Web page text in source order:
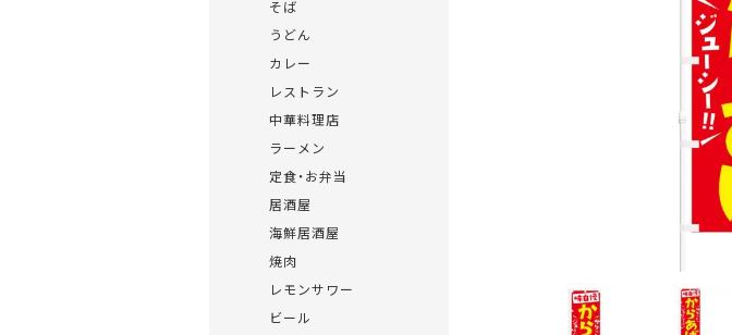
そば
うどん
カレー
レストラン
中華料理店
ラーメン
定食・お弁当
居酒屋
海鮮居酒屋
焼肉
レモンサワー
ビール